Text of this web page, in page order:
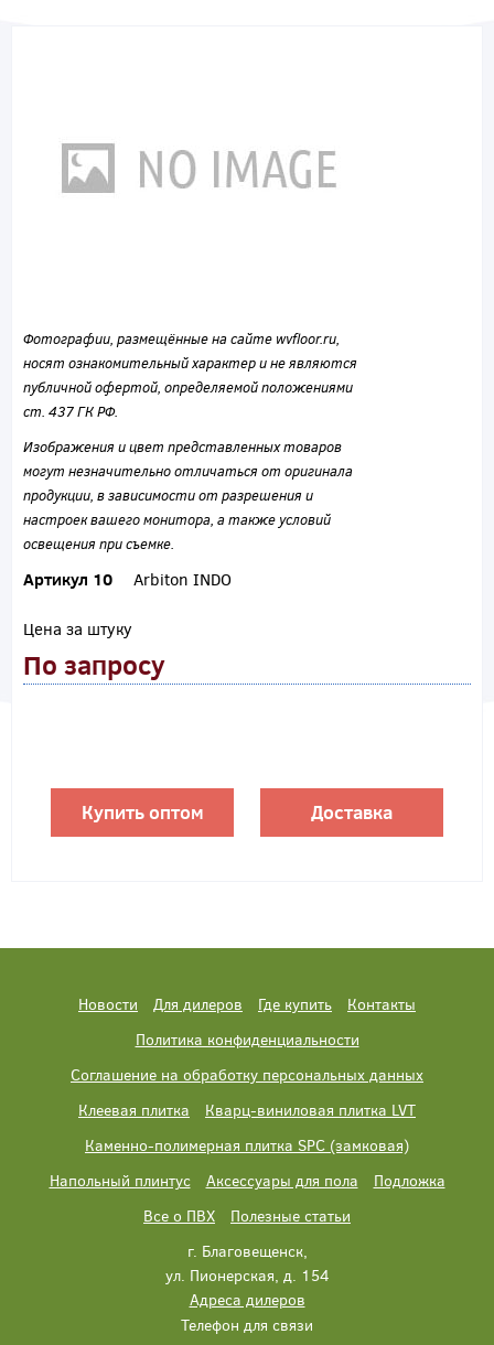
Фотографии, размещённые на сайте wvfloor.ru,
носят ознакомительный характер и не являются
публичной офертой, определяемой положениями
ст. 437 ГК РФ.
Изображения и цвет представленных товаров
могут незначительно отличаться от оригинала
продукции, в зависимости от разрешения и
настроек вашего монитора, а также условий
освещения при съемке.
Артикул 10 Arbiton INDO
Цена за штуку
По запросу
Купить оптом Доставка
Новости Для дилеров Где купить
Контакты
Политика конфиденциальности
Соглашение на обработку персональных данных
Клеевая плитка
Кварц-виниловая плитка LVT
Каменно-полимерная плитка SPC (замковая)
Напольный плинтус
Аксессуары для пола
Подложка
Все о ПВХ
Полезные статьи
г. Благовещенск,
ул. Пионерская, д. 154
Адреса дилеров
Телефон для связи